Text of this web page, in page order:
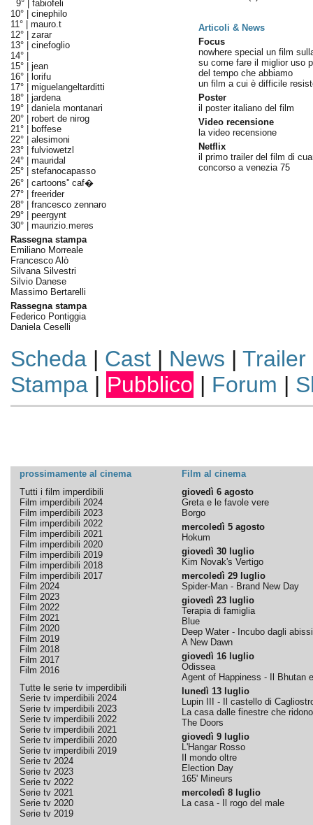
9° | fabiofeli
10° | cinephilo
11° | mauro.t
12° | zarar
13° | cinefoglio
14° |
15° | jean
16° |
lorifu
17° | miguelangeltarditti
18° | jardena
19° | daniela montanari
20° | robert de nirog
21° |
boffese
22° | alesimoni
23° | fulviowetzl
24° | mauridal
25° | stefanocapasso
26° | cartoons'' caf�
27° | freerider
28° | francesco zennaro
29° | peergynt
30° | maurizio.meres
Rassegna stampa
Emiliano Morreale
Francesco Alò
Silvana Silvestri
Silvio Danese
Massimo Bertarelli
Rassegna stampa
Federico Pontiggia
Daniela Ceselli
Articoli & News
Focus
nowhere special un film
su come fare il miglior uso
del tempo che abbiamo
un film a cui è difficile
Poster
il poster italiano del film
Video recensione
la video recensione
Netflix
il primo trailer del film di
concorso a venezia 75
Scheda| Cast| News | Trailer
Stampa| Pubblico | Forum |
prossimamente al cinema
Film al cinema
Tutti i film imperdibili
Film imperdibili 2024
Film imperdibili 2023
Film imperdibili 2022
Film imperdibili 2021
Film imperdibili 2020
Film imperdibili 2019
Film imperdibili 2018
Film imperdibili 2017
Film 2024
Film 2023
Film 2022
Film 2021
Film 2020
Film 2019
Film 2018
Film 2017
Film 2016
Tutte le serie tv imperdibili
Serie tv imperdibili 2024
Serie tv imperdibili 2023
Serie tv imperdibili 2022
Serie tv imperdibili 2021
Serie tv imperdibili 2020
Serie tv imperdibili 2019
Serie tv 2024
Serie tv 2023
Serie tv 2022
Serie tv 2021
Serie tv 2020
Serie tv 2019
giovedì 6 agosto
Greta e le favole vere
Borgo
mercoledì 5 agosto
Hokum
giovedì 30 luglio
Kim Novak's Vertigo
mercoledì 29 luglio
Spider-Man - Brand New Day
giovedì 23 luglio
Terapia di famiglia
Blue
Deep Water - Incubo dagli abissi
A New Dawn
giovedì 16 luglio
Odissea
Agent of Happiness - Il Bhutan
lunedì 13 luglio
Lupin III - Il castello di
La casa dalle finestre che ridono
The Doors
giovedì 9 luglio
L'Hangar Rosso
Il mondo oltre
Election Day
165' Mineurs
mercoledì 8 luglio
La casa - Il rogo del male